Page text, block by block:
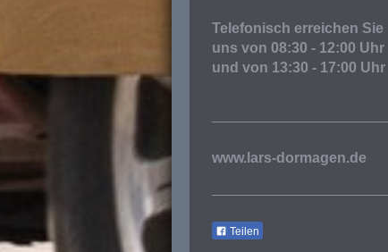
Telefonisch erreichen Sie
uns von 08:30 - 12:00 Uhr
und von 13:30 - 17:00 Uhr
www.lars-dormagen.de
Teilen